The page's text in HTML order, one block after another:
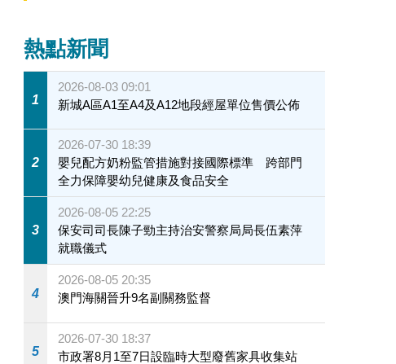
熱點新聞
1
2026-08-03 09:01
新城A區A1至A4及A12地段經屋單位售價公佈
2
2026-07-30 18:39
嬰兒配方奶粉監管措施對接國際標準 跨部門
全力保障嬰幼兒健康及食品安全
3
2026-08-05 22:25
保安司司長陳子勁主持治安警察局局長伍素萍
就職儀式
4
2026-08-05 20:35
澳門海關晉升9名副關務監督
5
2026-07-30 18:37
市政署8月1至7日設臨時大型廢舊家具收集站